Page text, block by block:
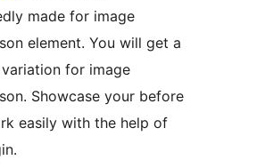
made for image
element. You will get a
for image
Showcase your before
easily with the help of